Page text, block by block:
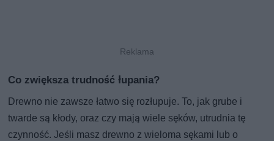
Co zwiększa trudność łupania?
Drewno nie zawsze łatwo się rozłupuje. To, jak grube i
twarde są kłody, oraz czy mają wiele sęków, utrudnia tę
czynność. Jeśli masz drewno z wieloma sękami lub o